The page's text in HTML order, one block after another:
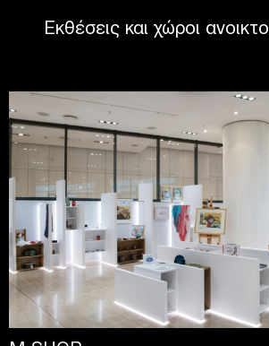
Εκθέσεις και χώροι